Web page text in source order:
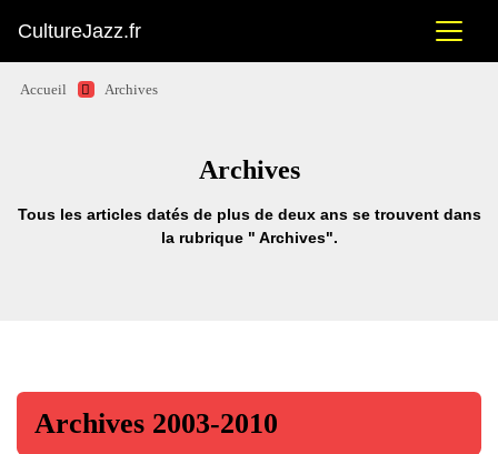
CultureJazz.fr
Accueil Archives
Archives
Tous les articles datés de plus de deux ans se trouvent dans
la rubrique " Archives".
Archives 2003-2010